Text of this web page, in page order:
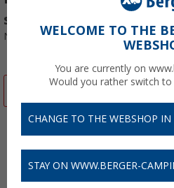
sin descarga de tracción
Nº de artículo 342382
WELCOME TO THE
You are currently on
Would you rather switch to
CHANGE TO THE WEBSHOP IN
STAY ON WWW.BERGER-